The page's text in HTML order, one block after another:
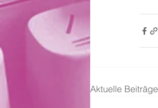
Aktuelle Beiträge